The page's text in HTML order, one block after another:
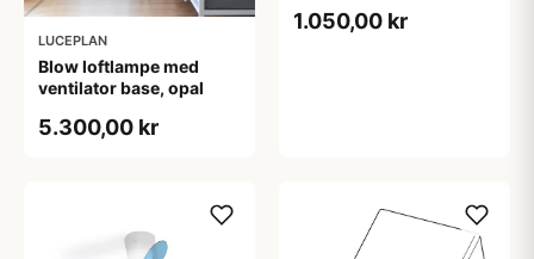
LUCEPLAN
Blow loftlampe med
ventilator base, opal
5.300,00 kr
1.050,00 kr